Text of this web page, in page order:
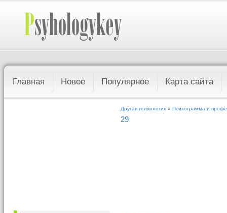
Главная Новое Популярное Карта сайта
Другая психология »Психограмма и
29